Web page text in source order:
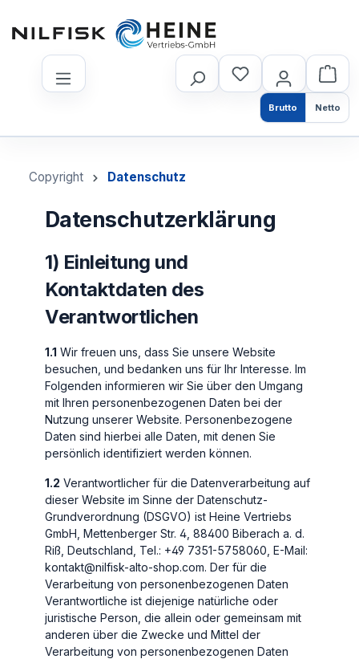
Brutto Netto
Copyright Datenschutz
Datenschutzerklärung
1) Einleitung und
Kontaktdaten des
Verantwortlichen
1.1 Wir freuen uns, dass Sie unsere Website
besuchen, und bedanken uns für Ihr Interesse. Im
Folgenden informieren wir Sie über den Umgang
mit Ihren personenbezogenen Daten bei der
Nutzung unserer Website. Personenbezogene
Daten sind hierbei alle Daten, mit denen Sie
persönlich identifiziert werden können.
1.2 Verantwortlicher für die Datenverarbeitung auf
dieser Website im Sinne der Datenschutz-
Grundverordnung (DSGVO) ist Heine Vertriebs
GmbH, Mettenberger Str. 4, 88400 Biberach a. d.
Riß, Deutschland, Tel.: +49 7351-5758060, E-Mail:
kontakt@nilfisk-alto-shop.com. Der für die
Verarbeitung von personenbezogenen Daten
Verantwortliche ist diejenige natürliche oder
juristische Person, die allein oder gemeinsam mit
anderen über die Zwecke und Mittel der
Verarbeitung von personenbezogenen Daten